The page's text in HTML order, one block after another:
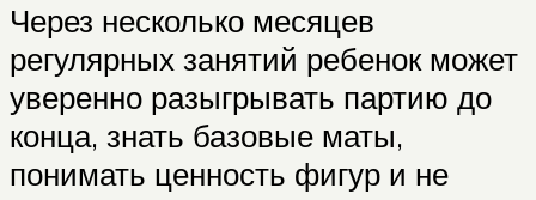
Через несколько месяцев
регулярных занятий ребенок может
уверенно разыгрывать партию до
конца, знать базовые маты,
понимать ценность фигур и не